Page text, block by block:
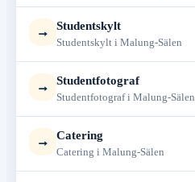
→ Studentskylt
Studentskylt i Malung-Sälen
→ Studentfotograf
Studentfotograf i Malung-Sälen
→ Catering
Catering i Malung-Sälen